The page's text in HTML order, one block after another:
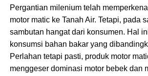
Pergantian milenium telah
motor matic ke Tanah Air. Tetapi, pada
sambutan hangat dari konsumen. Hal
konsumsi bahan bakar yang
Perlahan tetapi pasti, produk motor
menggeser dominasi motor bebek dan